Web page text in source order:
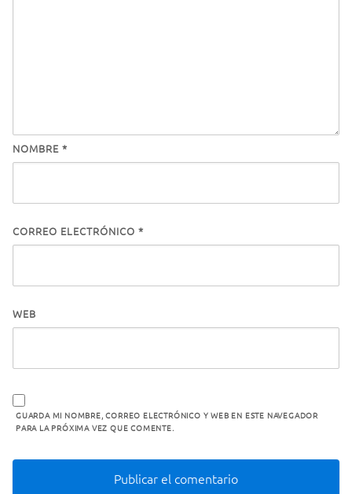
NOMBRE *
CORREO ELECTRÓNICO *
WEB
GUARDA MI NOMBRE, CORREO ELECTRÓNICO Y WEB EN ESTE NAVEGADOR
PARA LA PRÓXIMA VEZ QUE COMENTE.